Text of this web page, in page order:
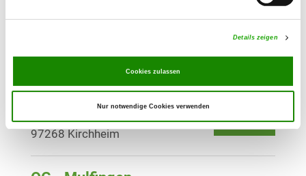
Details zeigen
Cookies zulassen
Nur notwendige Cookies verwenden
OG - Oberaltertheim e.V.
97237 Altertheim
OG - Kirchheim
Details
Kleinrinderfelder Straße
97268 Kirchheim